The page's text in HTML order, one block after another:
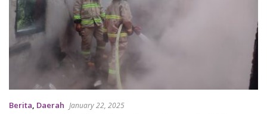
Berita, Daerah January 22, 2025